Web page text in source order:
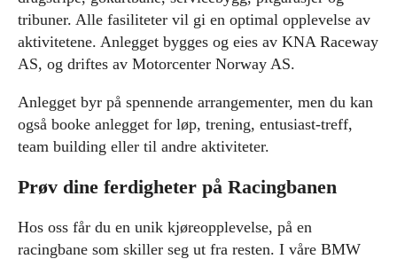
tribuner. Alle fasiliteter vil gi en optimal opplevelse av
aktivitetene. Anlegget bygges og eies av KNA Raceway
AS, og driftes av Motorcenter Norway AS.
Anlegget byr på spennende arrangementer, men du kan
også booke anlegget for løp, trening, entusiast-treff,
team building eller til andre aktiviteter.
Prøv dine ferdigheter på Racingbanen
Hos oss får du en unik kjøreopplevelse, på en
racingbane som skiller seg ut fra resten. I våre BMW